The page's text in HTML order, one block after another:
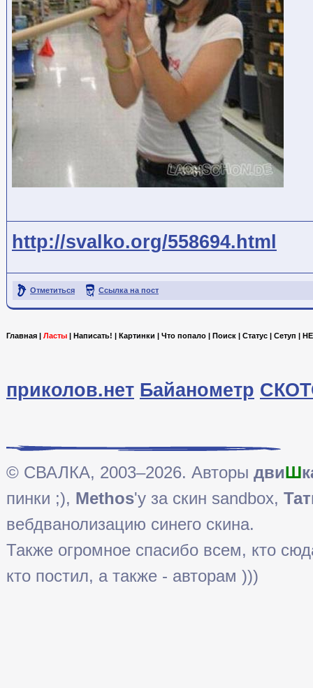
http://svalko.org/558694.html
Отметиться Ссылка на пост
Главная | Ласты | Написать! | Картинки | Что попало | Поиск | Статус | Сетуп |
приколов.нет Байанометр
© СВАЛКА, 2003–2026. Авторы двиШ
пинки ;), Methos'у за скин sandbox,
вебдванолизацию синего скина.
Также огромное спасибо всем, кто
кто постил, а также - авторам )))